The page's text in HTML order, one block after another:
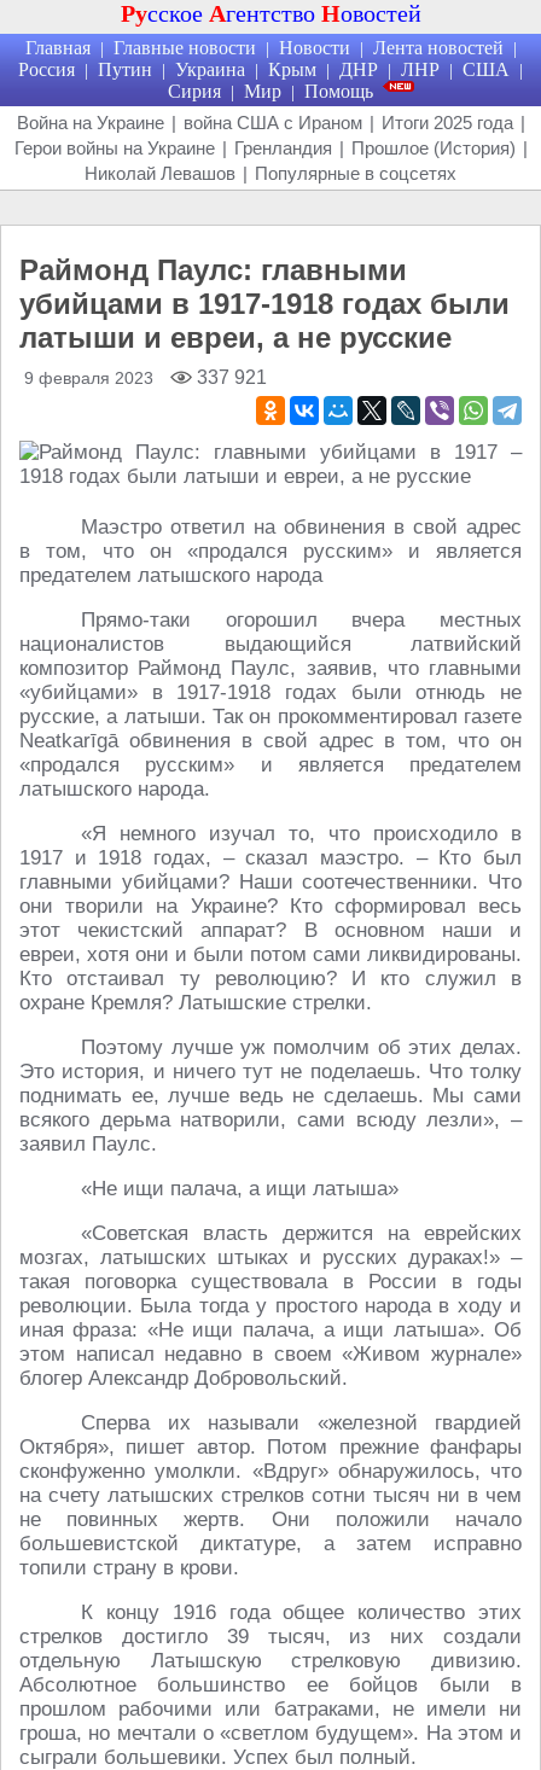
Русское Агентство Новостей
Главная | Главные новости | Новости | Лента новостей |
Россия | Путин | Украина | Крым | ДНР | ЛНР | США |
Сирия | Мир | Помощь
Война на Украине | война США с Ираном | Итоги 2025 года |
Герои войны на Украине | Гренландия | Прошлое (История) |
Николай Левашов | Популярные в соцсетях
Раймонд Паулс: главными
убийцами в 1917-1918 годах были
латыши и евреи, а не русские
9 февраля 2023 337 921
Маэстро ответил на обвинения в свой адрес
в том, что он «продался русским» и является
предателем латышского народа
Прямо-таки огорошил вчера местных
националистов выдающийся латвийский
композитор Раймонд Паулс, заявив, что главными
«убийцами» в 1917-1918 годах были отнюдь не
русские, а латыши. Так он прокомментировал газете
Neatkarīgā обвинения в свой адрес в том, что он
«продался русским» и является предателем
латышского народа.
«Я немного изучал то, что происходило в
1917 и 1918 годах, – сказал маэстро. – Кто был
главными убийцами? Наши соотечественники. Что
они творили на Украине? Кто сформировал весь
этот чекистский аппарат? В основном наши и
евреи, хотя они и были потом сами ликвидированы.
Кто отстаивал ту революцию? И кто служил в
охране Кремля? Латышские стрелки.
Поэтому лучше уж помолчим об этих делах.
Это история, и ничего тут не поделаешь. Что толку
поднимать ее, лучше ведь не сделаешь. Мы сами
всякого дерьма натворили, сами всюду лезли», –
заявил Паулс.
«Не ищи палача, а ищи латыша»
«Советская власть держится на еврейских
мозгах, латышских штыках и русских дураках!» –
такая поговорка существовала в России в годы
революции. Была тогда у простого народа в ходу и
иная фраза: «Не ищи палача, а ищи латыша». Об
этом написал недавно в своем «Живом журнале»
блогер Александр Добровольский.
Сперва их называли «железной гвардией
Октября», пишет автор. Потом прежние фанфары
сконфуженно умолкли. «Вдруг» обнаружилось, что
на счету латышских стрелков сотни тысяч ни в чем
не повинных жертв. Они положили начало
большевистской диктатуре, а затем исправно
топили страну в крови.
К концу 1916 года общее количество этих
стрелков достигло 39 тысяч, из них создали
отдельную Латышскую стрелковую дивизию.
Абсолютное большинство ее бойцов были в
прошлом рабочими или батраками, не имели ни
гроша, но мечтали о «светлом будущем». На этом и
сыграли большевики. Успех был полный.